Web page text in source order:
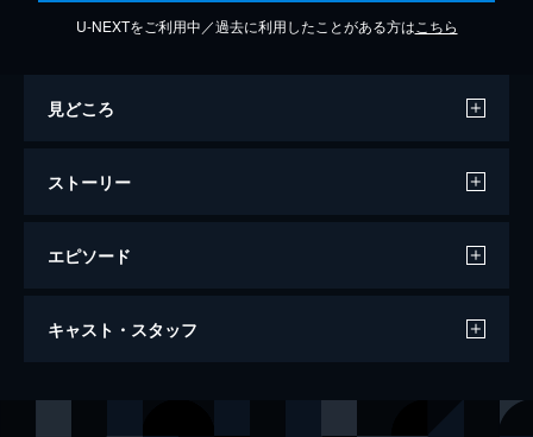
U-NEXTをご利用中／過去に利用したことがある方は こちら
見どころ
ストーリー
エピソード
はじまりのうた
キャスト・スタッフ